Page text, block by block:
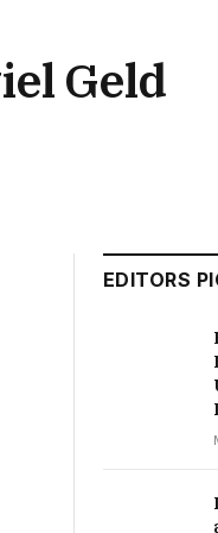
Geld
EDITORS